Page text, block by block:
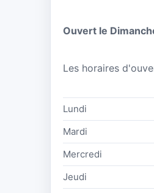
Ouvert le
Les horaires
Lundi
Mardi
Mercredi
Jeudi